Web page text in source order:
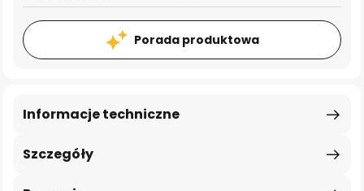
Porada produktowa
Szczegóły
Informacje techniczne